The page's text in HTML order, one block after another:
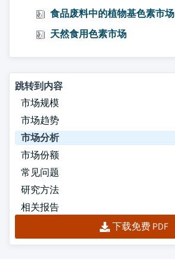
食品废料中的植物基色素市场
天然食用色素市场
跳转到内容
市场规模
市场趋势
市场分析
市场份额
常见问题
研究方法
相关报告
下载免费 PDF